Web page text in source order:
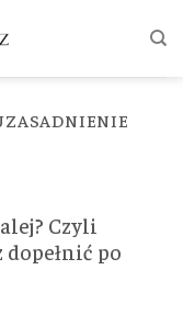
Czyli
po